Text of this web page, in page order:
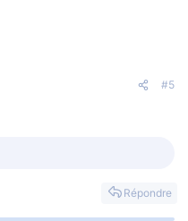
#5
Répondre